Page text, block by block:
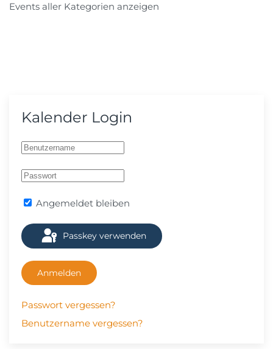
Events aller Kategorien anzeigen
Kalender Login
Angemeldet bleiben
Passkey verwenden
Anmelden
Passwort vergessen?
Benutzername vergessen?